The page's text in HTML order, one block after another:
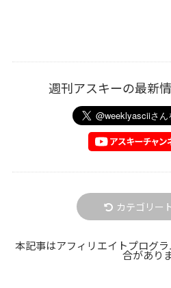
週刊アスキーの最新
カテゴリー
本記事はアフィリエイトプログ
合があり